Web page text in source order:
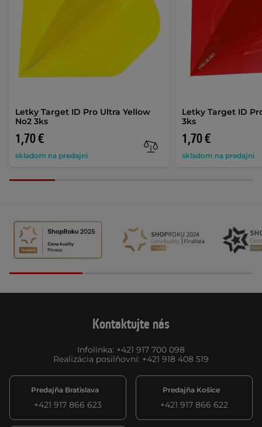
Letky Target ID Pro Ultra Yellow
No2 3ks
1,70 €
skladom na predajni
Letky Target ID
3ks
1,70 €
skladom na predajni
Kontaktujte nás
Infolinka: +421 917 700 098
Realizácia posilňovní: +421 918 408 519
Predajňa Bratislava
+421 917 866 623
Predajňa Košice
+421 917 866 622